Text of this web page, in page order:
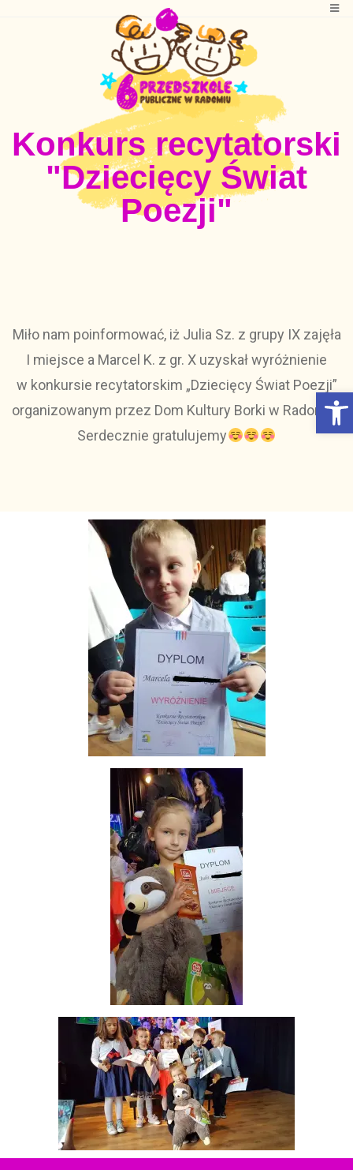
Otwórz Pasek narzędzi
Konkurs recytatorski
"Dziecięcy Świat
Poezji"
Miło nam poinformować, iż Julia Sz. z grupy IX zajęła
I miejsce a Marcel K. z gr. X uzyskał wyróżnienie
w konkursie recytatorskim „Dziecięcy Świat Poezji”
organizowanym przez Dom Kultury Borki w Radomiu.
Serdecznie gratulujemy